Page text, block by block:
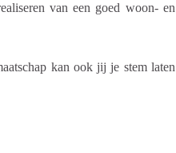
van een goed woon- en
kan ook jij je stem laten